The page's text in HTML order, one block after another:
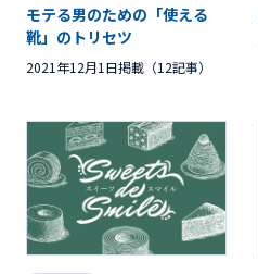
モテる男のための「使える
靴」のトリセツ
2021年12月1日掲載（12記事）